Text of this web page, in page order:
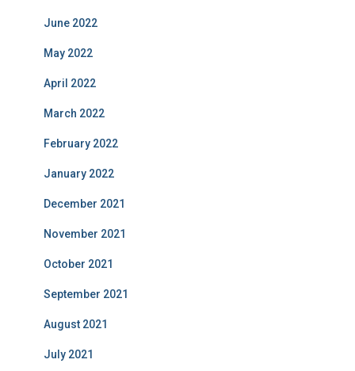
June 2022
May 2022
April 2022
March 2022
February 2022
January 2022
December 2021
November 2021
October 2021
September 2021
August 2021
July 2021